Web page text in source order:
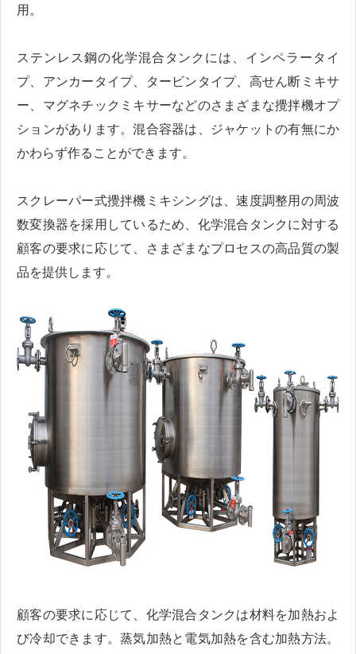
用。
ステンレス鋼の化学混合タンクには、インペラータイ
プ、アンカータイプ、タービンタイプ、高せん断ミキサ
ー、マグネチックミキサーなどのさまざまな攪拌機オプ
ションがあります。混合容器は、ジャケットの有無にか
かわらず作ることができます。
スクレーパー式攪拌機ミキシングは、速度調整用の周波
数変換器を採用しているため、化学混合タンクに対する
顧客の要求に応じて、さまざまなプロセスの高品質の製
品を提供します。
顧客の要求に応じて、化学混合タンクは材料を加熱およ
び冷却できます。蒸気加熱と電気加熱を含む加熱方法。